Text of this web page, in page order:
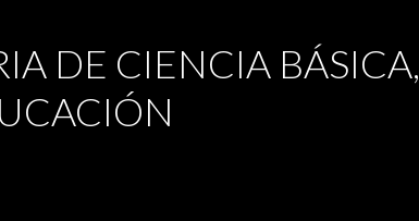
DE CIENCIA BÁSICA,